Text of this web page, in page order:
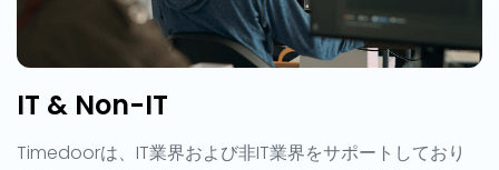
IT & Non-IT
Timedoorは、IT業界および非IT業界をサポートしており